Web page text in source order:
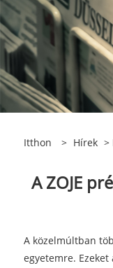
Itthon > Hírek >
A ZOJE
A közelmúltban
egyetemre.